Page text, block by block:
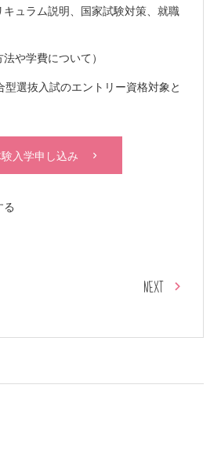
ュラム説明、国家試験対策、就職
や学費について）
選抜入試のエントリー資格対象と
入学申し込み
NEXT